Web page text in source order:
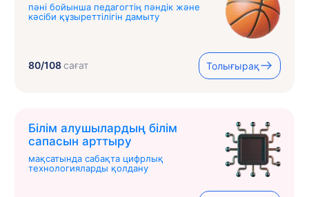
пәні бойынша педагогтің пәндік және
кәсіби құзыреттілігін дамыту
80/108сағат Толығырақ
Білім алушылардың білім
сапасын арттыру
мақсатында сабақта цифрлық
технологияларды қолдану